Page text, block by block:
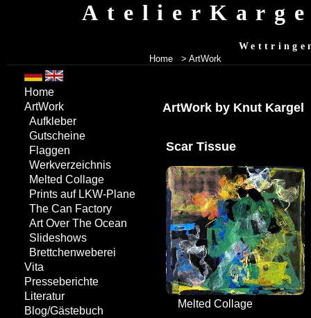
Home > ArtWork
ArtWork by Knut Kargel
Scar Tissue
Melted Collage
Home
ArtWork
Aufkleber
Gutscheine
Flaggen
Werkverzeichnis
Melted Collage
Prints auf LKW-Plane
The Can Factory
Art Over The Ocean
Slideshows
Brettchenweberei
Vita
Presseberichte
Literatur
Blog/Gästebuch